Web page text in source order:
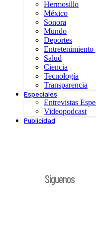
Hermosillo
México
Sonora
Mundo
Deportes
Entretenimiento
Salud
Ciencia
Tecnología
Transparencia
Especiales
Entrevistas
Videopodcast
Publicidad
Síguenos